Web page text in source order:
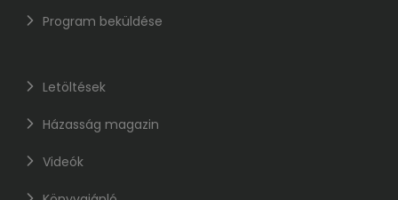
Program beküldése
Letöltések
Házasság magazin
Videók